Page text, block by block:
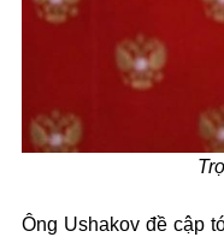
Ông Ushakov đề cập